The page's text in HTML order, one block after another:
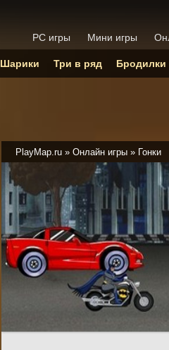
PlayMap.ru » Онлайн игры » Гонки
PC игры Мини игры
Шарики Три в ряд Бродилки